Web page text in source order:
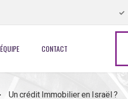
ÉQUIPE CONTACT
Un crédit Immobilier en Israël ?